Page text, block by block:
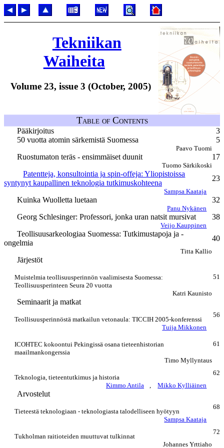
Tekniikan
Waiheita
Volume 23, issue 3 (October, 2005)
Table of Contents
Pääkirjoitus
3
50 vuotta atomin särkemistä Suomessa
5
Paavo Tuomi
Ruostumaton teräs - ensimmäiset duunit 17
Tuomo Särkikoski
Patentteja, konsultointia ja spin-offeja: Yliopistoissa
syntynyt kaupallinen teknologia tutkimuskohteena
23
Sampsa Kaataja
Kuinka Wuolletta luetaan 32
Panu Nykänen
Georg Schlesinger: Professori, jonka uran natsit mursivat 38
Veijo Kauppinen
Teollisuusarkeologiaa Suomessa: Tutkimustapoja ja -
ongelmia
40
Titta Kallio
Järjestöt
Muistelmia teollisuusperinnön vaalimisesta Suomessa:
Teollisuusperinteen Seura 20 vuotta
51
Katri Kaunisto
Seminaarit ja matkat
Teollisuusperinnöstä matkailun vetonaula: TICCIH 2005-konferenssi
56
Tuija Mikkonen
ICOHTEC kokoontui Pekingissä osana tieteenhistorian
maailmankongerssia
61
Timo Myllyntaus
Teknologia, tieteentutkimus ja historia
62
Kimmo Antila
, Mikko Kylliäinen
Arvostelut
Tieteestä teknologiaan - teknologiasta talodelliseen hyötyyn
68
Sampsa Kaataja
Tukholman raitioteiden muuttuvat tulkinnat
72
Johannes Yrttiaho